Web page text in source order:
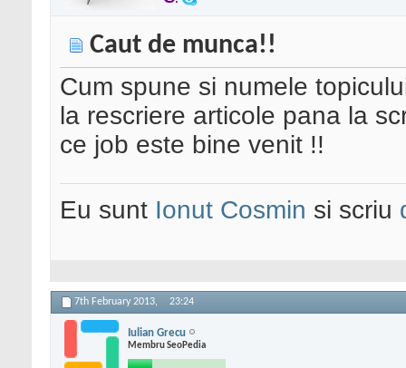
Caut de munca!!
Cum spune si numele
la rescriere articole pana la
ce job este bine venit !!
Eu sunt Ionut Cosmin si scriu
7th February 2013, 23:24
Iulian Grecu
Membru SeoPedia